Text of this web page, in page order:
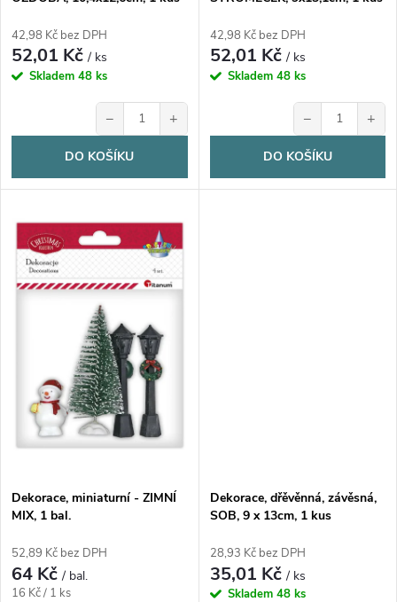
d
u
ů
d
u
k
t
ů
42,98 Kč bez DPH
52,01 Kč/ ks
Skladem 48 ks
− +
DO KOŠÍKU
42,98 Kč bez DPH
52,01 Kč/ ks
Skladem 48 ks
− +
DO KOŠÍKU
Dekorace, miniaturní - ZIMNÍ
MIX, 1 bal.
52,89 Kč bez DPH
64 Kč/ bal.
Měrná
16 Kč / 1 ks
Dekorace, dřěvěnná, závěsná,
SOB, 9 x 13cm, 1 kus
28,93 Kč bez DPH
35,01 Kč/ ks
Skladem 48 ks